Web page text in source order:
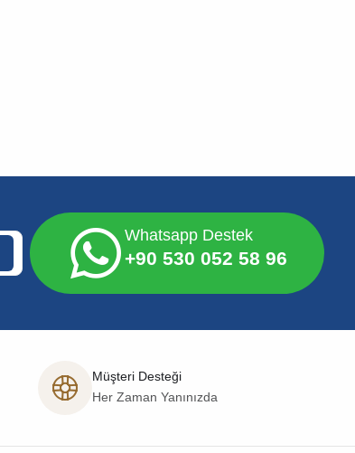
Whatsapp Destek
+90 530 052 58 96
Müşteri Desteği
Her Zaman Yanınızda